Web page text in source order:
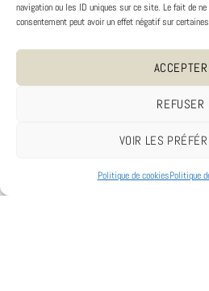
navigation ou les ID uniques sur ce site. Le fait de
consentement peut avoir un effet négatif sur
ACCEPTER
REFUSER
VOIR LES
Politique de cookiesPolitique